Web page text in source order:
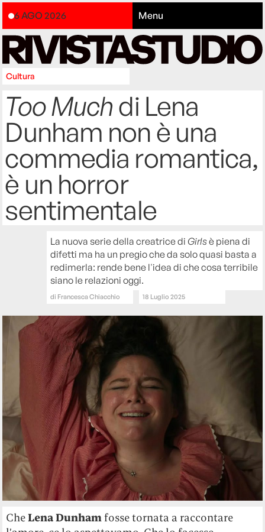
6 AGO 2026 Menu
Cultura
Too Muchdi Lena
Dunham non è una
commedia romantica,
è un horror
sentimentale
La nuova serie della creatrice di Girlsè piena di
difetti ma ha un pregio che da solo quasi basta a
redimerla: rende bene l'idea di che cosa terribile
siano le relazioni oggi.
di Francesca Chiacchio 18 Luglio 2025
CheLena Dunhamfosse tornata a raccontare